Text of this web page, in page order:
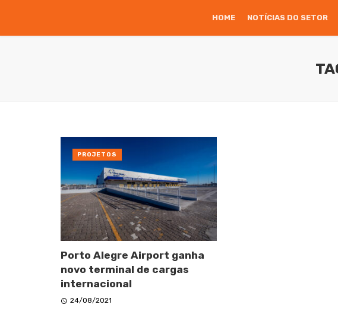
HOME NOTÍCIAS DO SETOR
Porto Alegre Airport ganha
novo terminal de cargas
internacional
24/08/2021
PROJETOS